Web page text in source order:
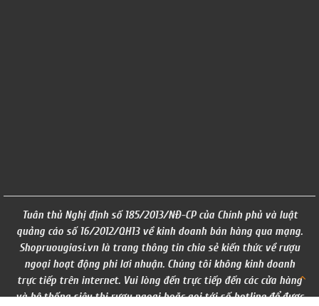
Tuân thủ Nghị định số 185/2013/NĐ-CP của Chính phủ và luật
quảng cáo số 16/2012/QH13 về kinh doanh bán hàng qua mạng.
Shopruougiasi.vn là trang thông tin chia sẻ kiến thức về rượu
ngoại hoạt động phi lơi nhuận. Chúng tôi không kinh doanh
trực tiếp trên internet. Vui lòng đến trực tiếp đến các cửa hàng
và hệ thống siêu thị rượu ngoại hoặc gọi tới số hotline để được